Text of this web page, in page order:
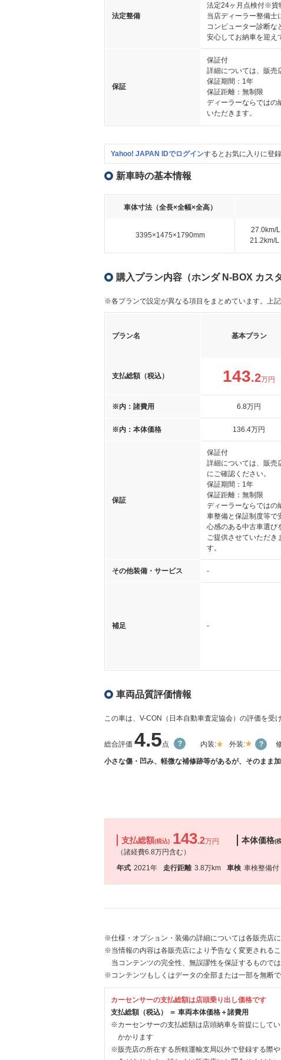
法定整備
法定24ヶ月点検付※貨
当店ディーラー整備士
コンピューター診断な
安心してお納車を迎え
保証
保証付
詳細については、販売
保証期間：1年
保証距離：無制限
ディーラーならではの
いただきます。
Yahoo! JAPAN IDでログインするとお気に入りに登
新車時の基本情報
車体寸法（全長×全幅×全高）
3395×1475×1790mm
27.0km/L
21.2km/L
購入プラン内容（ホンダ N-BOX カ
※各プランで設定が異なる項目をまとめています。上
プラン名 基本プラン
支払総額（税込） 143.2万円
※内：諸費用 6.8万円
※内：本体価格 136.4万円
保証
保証付
詳細については、販売
にご確認ください。
保証期間：1年
保証距離：無制限
ディーラーならではの
車整備と保証制度等で
心感のある中古車選び
ご提供させていただき
す。
その他装備・サービス -
補足 -
車両品質評価情報
この車は、V-CON（日本自動車査定協会）の評価を受
総合評価 4.5点 内装: 外装:
小さな傷・凹み、軽微な補修跡等があるが、そのまま
支払総額(税込) 143.2万円
（諸経費6.8万円含む）
本体価格(
年式 2021年 走行距離 3.8万km 車検 車検整備付
※仕様・オプション・装備の詳細については各販売店に
※当情報の内容は各販売店により予告なく変更される
当コンテンツの完全性、無誤謬性を保証するもので
※コンテンツもしくはデータの全部または一部を無断
カーセンサーの支払総額は店頭乗り出し価格です
支払総額（税込） ＝ 車両本体価格＋諸費用
※カーセンサーの支払総額は店頭納車を前提にして
かかります
※販売店の所在する所轄運輸支局以外で登録する際